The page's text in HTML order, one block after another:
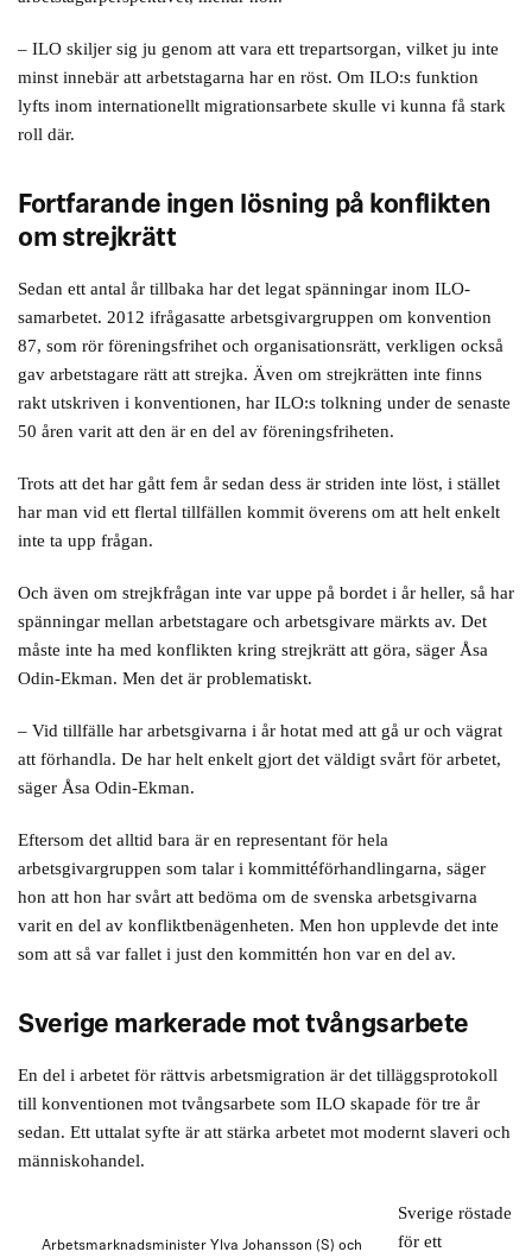
– ILO skiljer sig ju genom att vara ett trepartsorgan, vilket ju inte
minst innebär att arbetstagarna har en röst. Om ILO:s funktion
lyfts inom internationellt migrationsarbete skulle vi kunna få stark
roll där.
Fortfarande ingen lösning på konflikten
om strejkrätt
Sedan ett antal år tillbaka har det legat spänningar inom ILO-
samarbetet. 2012 ifrågasatte arbetsgivargruppen om konvention
87, som rör föreningsfrihet och organisationsrätt, verkligen också
gav arbetstagare rätt att strejka. Även om strejkrätten inte finns
rakt utskriven i konventionen, har ILO:s tolkning under de senaste
50 åren varit att den är en del av föreningsfriheten.
Trots att det har gått fem år sedan dess är striden inte löst, i stället
har man vid ett flertal tillfällen kommit överens om att helt enkelt
inte ta upp frågan.
Och även om strejkfrågan inte var uppe på bordet i år heller, så har
spänningar mellan arbetstagare och arbetsgivare märkts av. Det
måste inte ha med konflikten kring strejkrätt att göra, säger Åsa
Odin-Ekman. Men det är problematiskt.
– Vid tillfälle har arbetsgivarna i år hotat med att gå ur och vägrat
att förhandla. De har helt enkelt gjort det väldigt svårt för arbetet,
säger Åsa Odin-Ekman.
Eftersom det alltid bara är en representant för hela
arbetsgivargruppen som talar i kommittéförhandlingarna, säger
hon att hon har svårt att bedöma om de svenska arbetsgivarna
varit en del av konfliktbenägenheten. Men hon upplevde det inte
som att så var fallet i just den kommittén hon var en del av.
Sverige markerade mot tvångsarbete
En del i arbetet för rättvis arbetsmigration är det tilläggsprotokoll
till konventionen mot tvångsarbete som ILO skapade för tre år
sedan. Ett uttalat syfte är att stärka arbetet mot modernt slaveri och
människohandel.
Arbetsmarknadsminister Ylva Johansson (S) och
Sverige röstade
för ett